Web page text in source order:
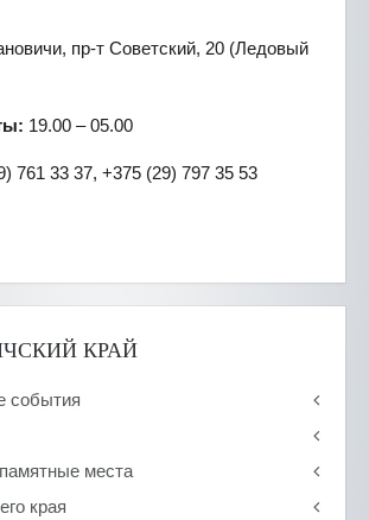
пр-т Советский, 20 (Ледовый
19.00 – 05.00
761 33 37, +375 (29) 797 35 53
КРАЙ
события
места
края